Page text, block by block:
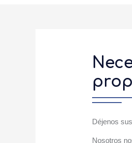
Déjenos
Nosotros